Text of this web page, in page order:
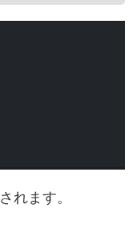
れます。